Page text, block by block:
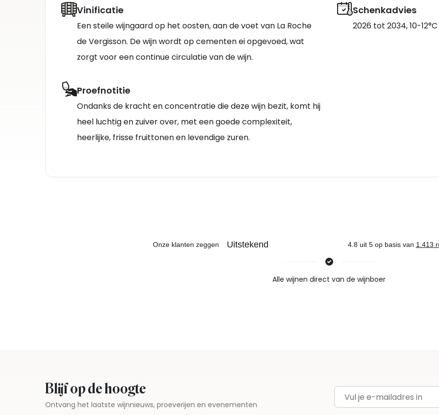
Vinificatie
Een steile wijngaard op het oosten, aan de voet van La Roche
de Vergisson. De wijn wordt op cementen ei opgevoed, wat
zorgt voor een continue circulatie van de wijn.
Proefnotitie
Ondanks de kracht en concentratie die deze wijn bezit, komt hij
heel luchtig en zuiver over, met een goede complexiteit,
heerlijke, frisse fruittonen en levendige zuren.
Schenkadvies
2026 tot 2034, 10-12°C
Nieuws & inspiratie in Vineé Vineuse
Alle wijnen direct van de wijnboer
Blijf op de hoogte
Ontvang het laatste wijnnieuws, proeverijen en evenementen E-mailadres